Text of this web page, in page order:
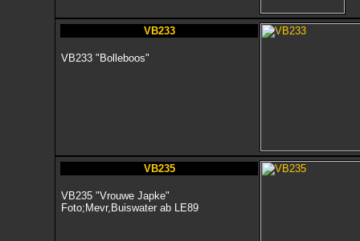
VB233
VB233 "Bolleboos"
VB235
VB235 "Vrouwe Japke"
Foto;Mevr,Buiswater ab LE89